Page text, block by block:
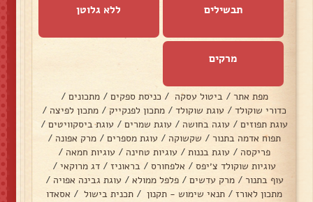
תבשילים ללא גלוטן
מרקים
מפת אתר / ביטול עסקה / כניסת ספקים / מתכונים /
כדורי שוקולד / עוגת שוקולד / מתכון לפנקייק / מתכון לפיצה /
עוגת תפוזים / עוגה בחושה / עוגת שמרים / עוגת ביסקוויטים /
תפוח אדמה בתנור / שקשוקה / עוגת מספרים / מרק אפונה /
פריקסה / עוגת בננות / עוגיות טחינה / עוגיות חמאה /
עוגיות שוקולד צ׳יפס / אלפחורס / בראוניז / דג מרוקאי /
עוף בתנור / מרק עדשים / פלפל ממולא / עוגת גבינה אפויה /
מתכון לאורז / תנאי שימוש - תקנון / תכנית בישול / אסאדו